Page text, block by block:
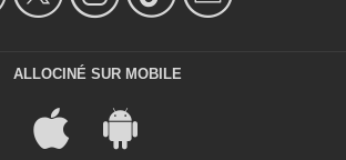
ALLOCINÉ SUR MOBILE